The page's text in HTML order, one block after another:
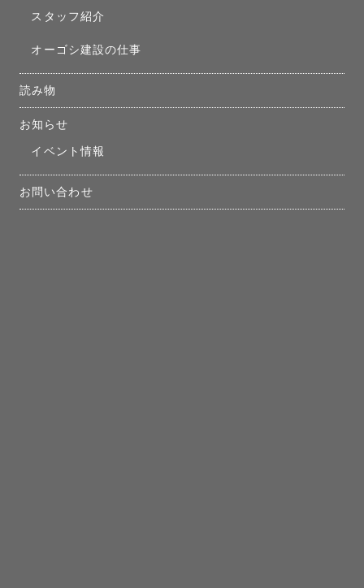
スタッフ紹介
オーゴシ建設の仕事
読み物
お知らせ
イベント情報
お問い合わせ